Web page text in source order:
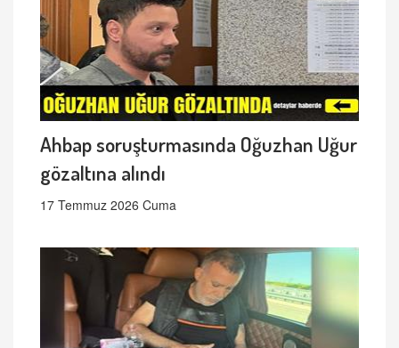
Ahbap soruşturmasında Oğuzhan Uğur
gözaltına alındı
17 Temmuz 2026 Cuma